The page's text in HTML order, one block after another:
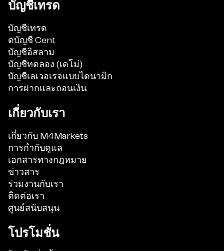
บัญชีเทรด
บัญชีเทรด
ดบัญชี Cent
บัญชีอิสลาม
บัญชีทดลอง (เดโม่)
บัญชีเลเวอเรจแบบไดนามิก
การฝากและถอนเงิน
เกี่ยวกับเรา
เกี่ยวกับ M4Markets
การกำกับดูแล
เอกสารทางกฎหมาย
ข่าวสาร
ร่วมงานกับเรา
ติดต่อเรา
ศูนย์สนับสนุน
โปรโมชั่น